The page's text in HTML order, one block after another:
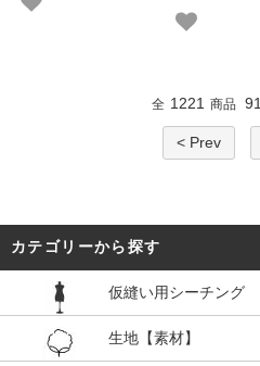
全 1221 商品 91
< Prev
カテゴリーから探す
仮縫い用シーチング
生地【素材】